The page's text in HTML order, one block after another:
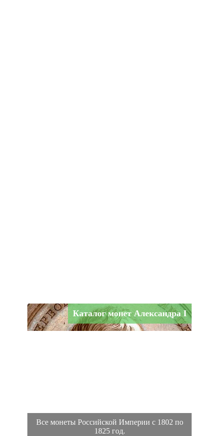
Каталог монет Александра I
Все монеты Российской Империи с 1802 по
1825 год.